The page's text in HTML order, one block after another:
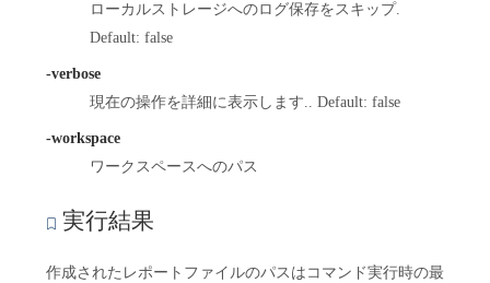
ローカルストレージへのログ保存をスキップ.
Default: false
-verbose
現在の操作を詳細に表示します.. Default: false
-workspace
ワークスペースへのパス
実行結果
作成されたレポートファイルのパスはコマンド実行時の最